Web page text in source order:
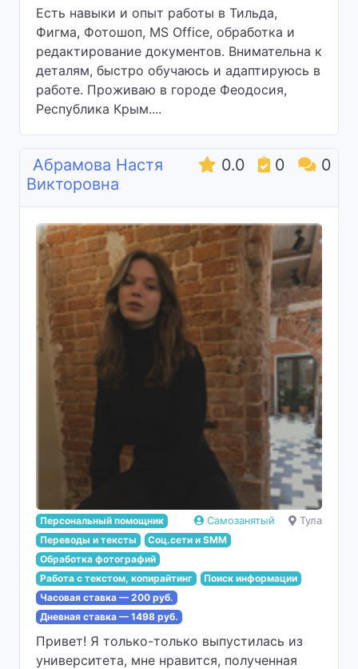
Есть навыки и опыт работы в Тильда,
Фигма, Фотошоп, MS Office, обработка и
редактирование документов. Внимательна к
деталям, быстро обучаюсь и адаптируюсь в
работе. Проживаю в городе Феодосия,
Республика Крым....
0.0 0 0
Абрамова Настя
Викторовна
Самозанятый Тула
Персональный помощник
Переводы и тексты
Соц.сети и SMM
Обработка фотографий
Работа с текстом, копирайтинг
Поиск информации
Часовая ставка — 200 руб.
Дневная ставка — 1498 руб.
Привет! Я только-только выпустилась из
университета, мне нравится, полученная